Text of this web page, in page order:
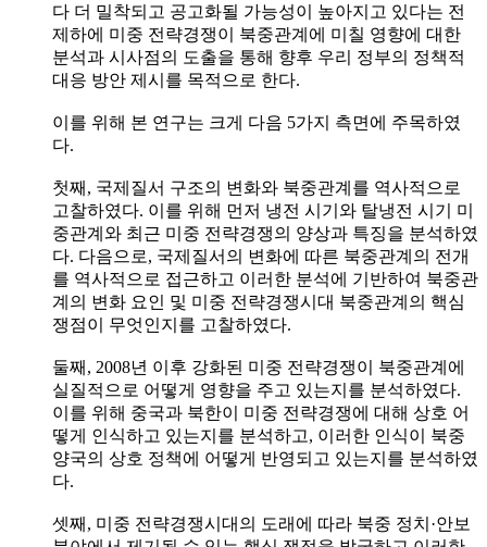
다 더 밀착되고 공고화될 가능성이 높아지고 있다는 전
제하에 미중 전략경쟁이 북중관계에 미칠 영향에 대한
분석과 시사점의 도출을 통해 향후 우리 정부의 정책적
대응 방안 제시를 목적으로 한다.
이를 위해 본 연구는 크게 다음 5가지 측면에 주목하였
다.
첫째, 국제질서 구조의 변화와 북중관계를 역사적으로
고찰하였다. 이를 위해 먼저 냉전 시기와 탈냉전 시기 미
중관계와 최근 미중 전략경쟁의 양상과 특징을 분석하였
다. 다음으로, 국제질서의 변화에 따른 북중관계의 전개
를 역사적으로 접근하고 이러한 분석에 기반하여 북중관
계의 변화 요인 및 미중 전략경쟁시대 북중관계의 핵심
쟁점이 무엇인지를 고찰하였다.
둘째, 2008년 이후 강화된 미중 전략경쟁이 북중관계에
실질적으로 어떻게 영향을 주고 있는지를 분석하였다.
이를 위해 중국과 북한이 미중 전략경쟁에 대해 상호 어
떻게 인식하고 있는지를 분석하고, 이러한 인식이 북중
양국의 상호 정책에 어떻게 반영되고 있는지를 분석하였
다.
셋째, 미중 전략경쟁시대의 도래에 따라 북중 정치·안보